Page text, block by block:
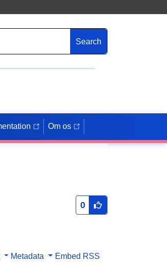
Search
Om os
0
Metadata Embed RSS